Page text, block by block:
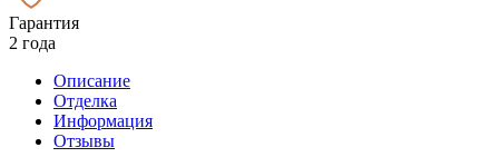
Гарантия
2 года
Описание
Отделка
Информация
Отзывы